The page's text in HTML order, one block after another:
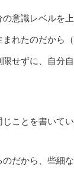
意識レベルを
れたのだから（
限せずに、自分
ことを書いてい
だから、些細な